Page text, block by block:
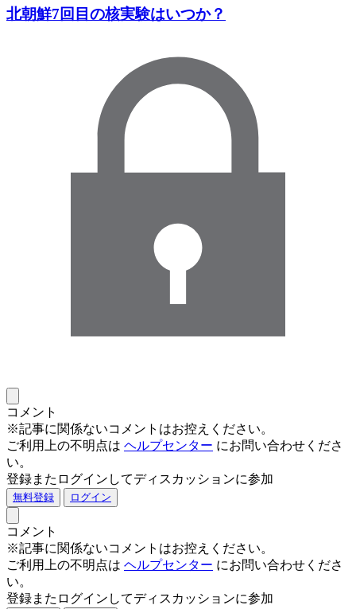
北朝鮮7回目の核実験はいつか？
コメント
※記事に関係ないコメントはお控えください。
ご利用上の不明点は ヘルプセンター にお問い合わせくださ
い。
登録またログインしてディスカッションに参加
無料登録 ログイン
コメント
※記事に関係ないコメントはお控えください。
ご利用上の不明点は ヘルプセンター にお問い合わせくださ
い。
登録またログインしてディスカッションに参加